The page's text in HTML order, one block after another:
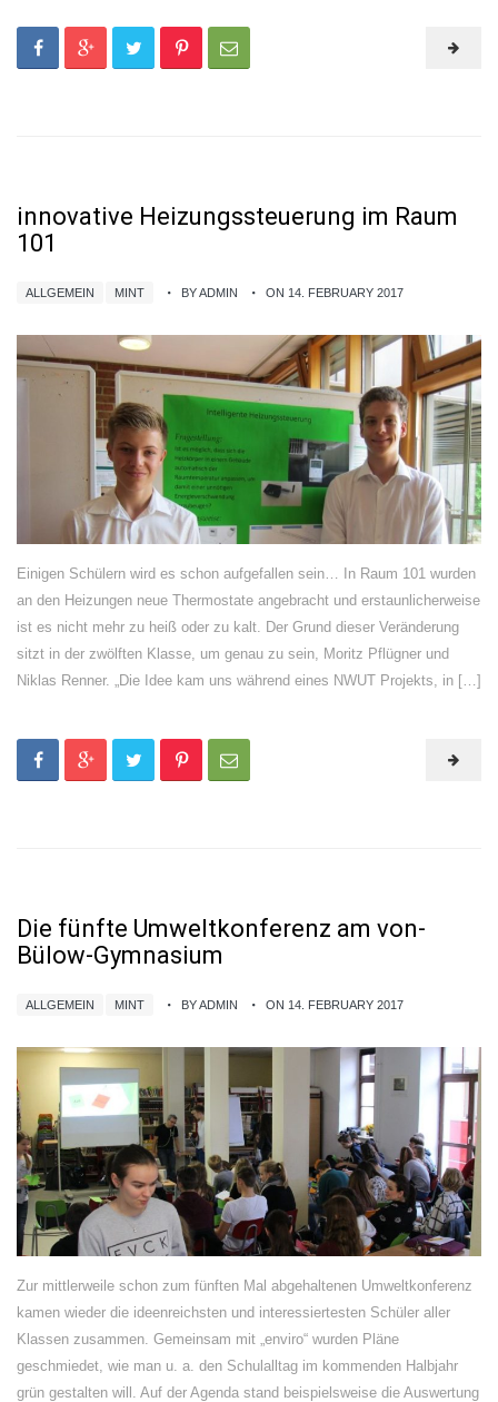
innovative Heizungssteuerung im Raum
101
ALLGEMEIN MINT BY ADMIN ON 14. FEBRUARY 2017
Einigen Schülern wird es schon aufgefallen sein… In Raum 101 wurden
an den Heizungen neue Thermostate angebracht und erstaunlicherweise
ist es nicht mehr zu heiß oder zu kalt. Der Grund dieser Veränderung
sitzt in der zwölften Klasse, um genau zu sein, Moritz Pflügner und
Niklas Renner. „Die Idee kam uns während eines NWUT Projekts, in […]
Die fünfte Umweltkonferenz am von-
Bülow-Gymnasium
ALLGEMEIN MINT BY ADMIN ON 14. FEBRUARY 2017
Zur mittlerweile schon zum fünften Mal abgehaltenen Umweltkonferenz
kamen wieder die ideenreichsten und interessiertesten Schüler aller
Klassen zusammen. Gemeinsam mit „enviro“ wurden Pläne
geschmiedet, wie man u. a. den Schulalltag im kommenden Halbjahr
grün gestalten will. Auf der Agenda stand beispielsweise die Auswertung